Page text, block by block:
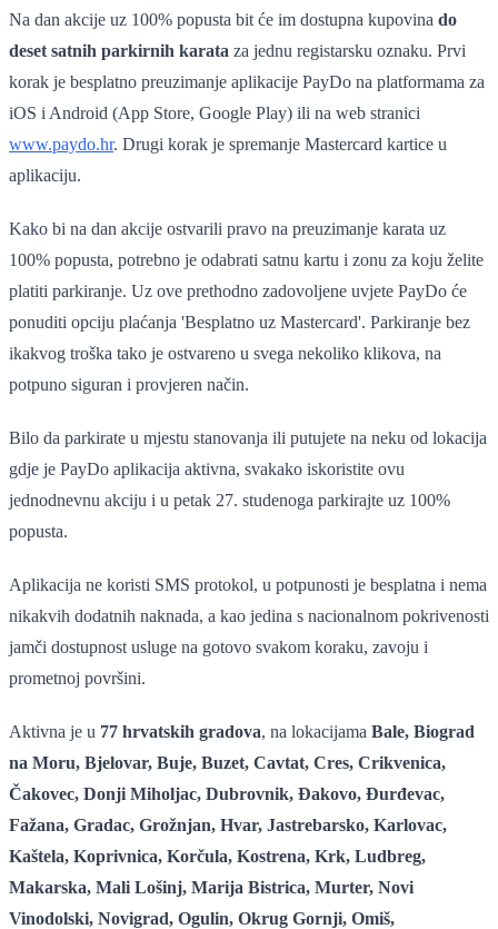
Na dan akcije uz 100% popusta bit će im dostupna kupovina do
deset satnih parkirnih karata za jednu registarsku oznaku. Prvi
korak je besplatno preuzimanje aplikacije PayDo na platformama za
iOS i Android (App Store, Google Play) ili na web stranici
www.paydo.hr. Drugi korak je spremanje Mastercard kartice u
aplikaciju.
Kako bi na dan akcije ostvarili pravo na preuzimanje karata uz
100% popusta, potrebno je odabrati satnu kartu i zonu za koju želite
platiti parkiranje. Uz ove prethodno zadovoljene uvjete PayDo će
ponuditi opciju plaćanja 'Besplatno uz Mastercard'. Parkiranje bez
ikakvog troška tako je ostvareno u svega nekoliko klikova, na
potpuno siguran i provjeren način.
Bilo da parkirate u mjestu stanovanja ili putujete na neku od lokacija
gdje je PayDo aplikacija aktivna, svakako iskoristite ovu
jednodnevnu akciju i u petak 27. studenoga parkirajte uz 100%
popusta.
Aplikacija ne koristi SMS protokol, u potpunosti je besplatna i nema
nikakvih dodatnih naknada, a kao jedina s nacionalnom pokrivenosti
jamči dostupnost usluge na gotovo svakom koraku, zavoju i
prometnoj površini.
Aktivna je u 77 hrvatskih gradova, na lokacijama Bale, Biograd
na Moru, Bjelovar, Buje, Buzet, Cavtat, Cres, Crikvenica,
Čakovec, Donji Miholjac, Dubrovnik, Đakovo, Đurđevac,
Fažana, Gradac, Grožnjan, Hvar, Jastrebarsko, Karlovac,
Kaštela, Koprivnica, Korčula, Kostrena, Krk, Ludbreg,
Makarska, Mali Lošinj, Marija Bistrica, Murter, Novi
Vinodolski, Novigrad, Ogulin, Okrug Gornji, Omiš,